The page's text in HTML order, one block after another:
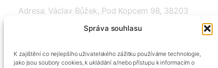
Správa souhlasu
K zajištění co nejlepšího uživatelského zážitku používáme technologie,
jako jsou soubory cookies, k ukládání a/nebo přístupu k informacím o
Adresa: Václav Bůžek, Pod Kopcem 98, 38203
+420606334248, info@agrobox.cz